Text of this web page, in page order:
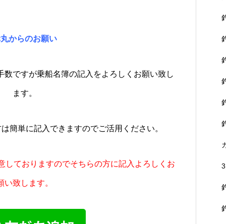
からのお願い
ですが乗船名簿の記入をよろしくお願い致し
ます。
簡単に記入できますのでご活用ください。
しておりますのでそちらの方に記入よろしくお
い致します。